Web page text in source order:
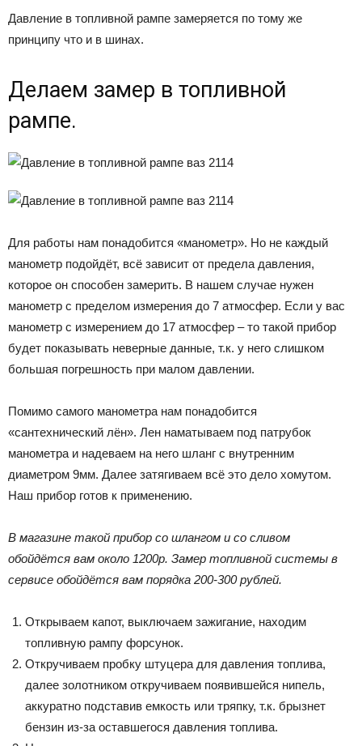
Давление в топливной рампе замеряется по тому же
принципу что и в шинах.
Делаем замер в топливной
рампе.
Для работы нам понадобится «манометр». Но не каждый
манометр подойдёт, всё зависит от предела давления,
которое он способен замерить. В нашем случае нужен
манометр с пределом измерения до 7 атмосфер. Если у вас
манометр с измерением до 17 атмосфер – то такой прибор
будет показывать неверные данные, т.к. у него слишком
большая погрешность при малом давлении.
Помимо самого манометра нам понадобится
«сантехнический лён». Лен наматываем под патрубок
манометра и надеваем на него шланг с внутренним
диаметром 9мм. Далее затягиваем всё это дело хомутом.
Наш прибор готов к применению.
В магазине такой прибор со шлангом и со сливом
обойдётся вам около 1200р. Замер топливной системы в
сервисе обойдётся вам порядка 200-300 рублей.
Открываем капот, выключаем зажигание, находим
топливную рампу форсунок.
Откручиваем пробку штуцера для давления топлива,
далее золотником откручиваем появившейся нипель,
аккуратно подставив емкость или тряпку, т.к. брызнет
бензин из-за оставшегося давления топлива.